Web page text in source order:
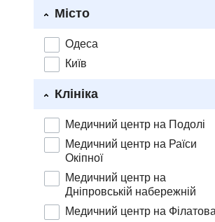
Місто
Одеса
Київ
Клініка
Медичний центр на Подолі
Медичний центр на Раїси
Окіпної
Медичний центр на
Дніпровській набережній
Медичний центр на